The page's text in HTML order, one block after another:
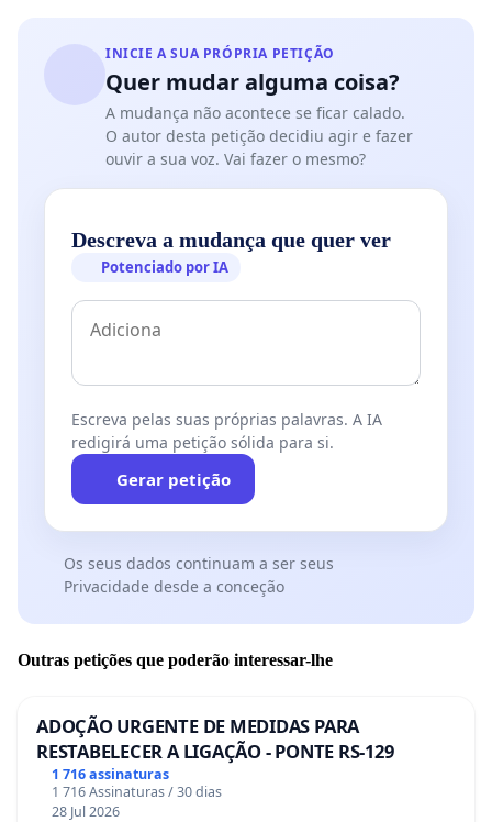
INICIE A SUA PRÓPRIA PETIÇÃO
Quer mudar alguma coisa?
A mudança não acontece se ficar calado.
O autor desta petição decidiu agir e fazer
ouvir a sua voz. Vai fazer o mesmo?
Descreva a mudança que quer ver
Potenciado por IA
Escreva pelas suas próprias palavras. A IA
redigirá uma petição sólida para si.
Gerar petição
Os seus dados continuam a ser seus
Privacidade desde a conceção
Outras petições que poderão interessar-lhe
ADOÇÃO URGENTE DE MEDIDAS PARA
RESTABELECER A LIGAÇÃO - PONTE RS-129
1 716 assinaturas
1 716 Assinaturas / 30 dias
28 Jul 2026